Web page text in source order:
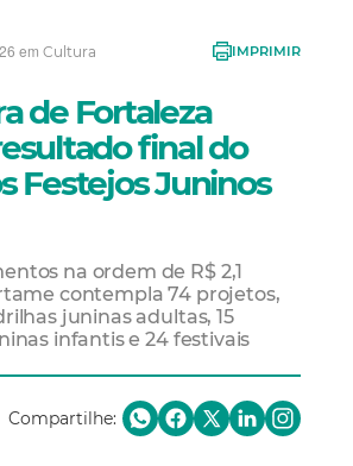
em Cultura IMPRIMIR
de Fortaleza
final do
Festejos Juninos
na ordem de R$ 2,1
contempla 74 projetos,
juninas adultas, 15
infantis e 24 festivais
Compartilhe: